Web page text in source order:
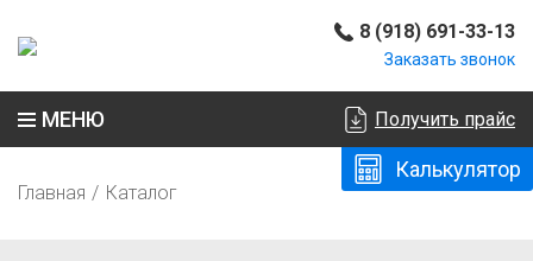
8 (918) 691-33-13
Заказать звонок
Калькулятор
МЕНЮ Получить прайс
Главная Каталог